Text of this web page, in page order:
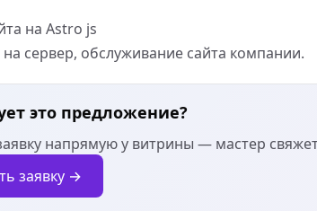
на Astro js
на сервер, обслуживание сайта компании.
это предложение?
напрямую у витрины — мастер
заявку →